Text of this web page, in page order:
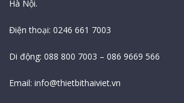
Hà Nội.
Điện thoại: 0246 661 7003
Di động: 088 800 7003 – 086 9669 566
Email: info@thietbithaiviet.vn